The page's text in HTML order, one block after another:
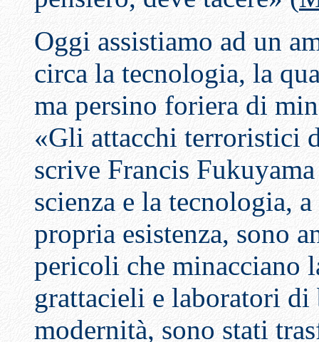
Oggi assistiamo ad un
circa la tecnologia, la
ma persino foriera di
«Gli attacchi terroristici
scrive Francis
scienza e la tecnologia,
propria esistenza, sono
pericoli che minacciano
grattacieli e laboratori
modernità, sono stati